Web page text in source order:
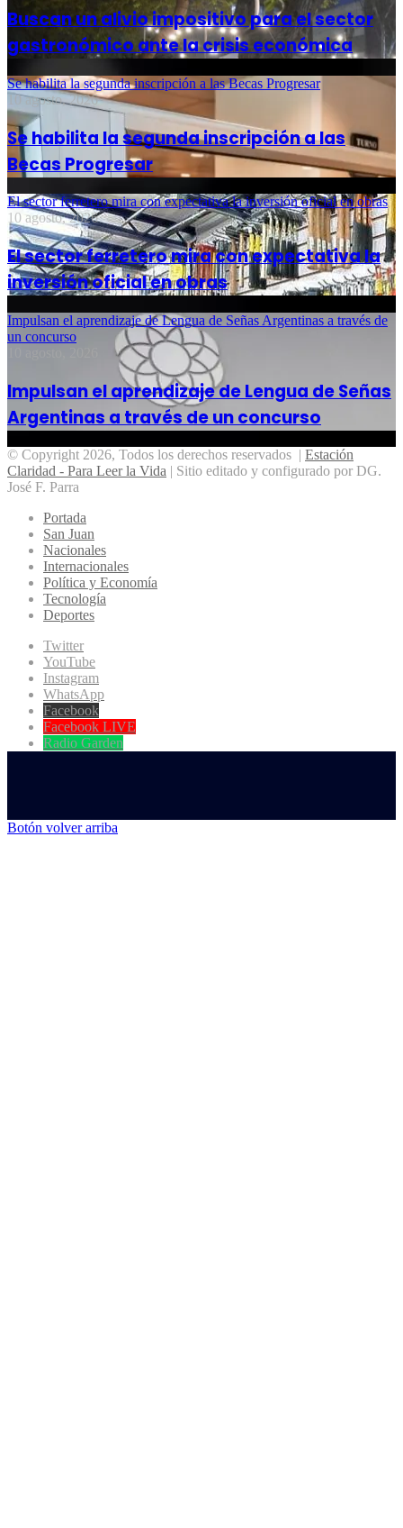
Buscan un alivio impositivo para el sector
gastronómico ante la crisis económica
Se habilita la segunda inscripción a las Becas Progresar
10 agosto, 2026
Se habilita la segunda inscripción a las
Becas Progresar
El sector ferretero mira con expectativa la inversión oficial en obras
10 agosto, 2026
El sector ferretero mira con expectativa la
inversión oficial en obras
Impulsan el aprendizaje de Lengua de Señas Argentinas a través de
un concurso
Impulsan el aprendizaje de Lengua de Señas
Argentinas a través de un concurso
© Copyright 2026, Todos los derechos reservados | Estación
Claridad - Para Leer la Vida | Sitio editado y configurado por DG.
José F. Parra
Portada
San Juan
Nacionales
Internacionales
Política y Economía
Tecnología
Deportes
Twitter
YouTube
Instagram
WhatsApp
Facebook
Facebook LIVE
Radio Garden
Botón volver arriba